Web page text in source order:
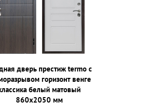
дверь престиж termo с
горизонт венге
белый матовый
860х2050 мм